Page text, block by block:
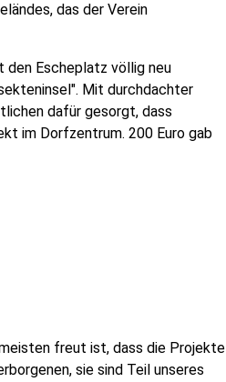
das der Verein
den Escheplatz völlig neu
Mit durchdachter
dafür gesorgt, dass
im Dorfzentrum. 200 Euro gab
meisten freut ist, dass die Projekte
sie sind Teil unseres